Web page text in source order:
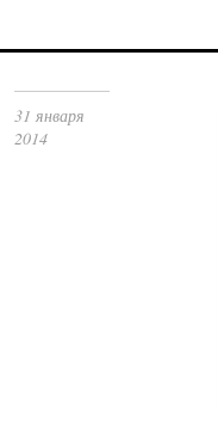
31 января
2014